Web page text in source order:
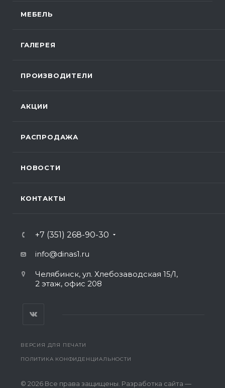
МЕБЕЛЬ
ГАЛЕРЕЯ
ПРОИЗВОДИТЕЛИ
АКЦИИ
РАСПРОДАЖА
НОВОСТИ
КОНТАКТЫ
+7 (351) 268-90-30
info@dinas1.ru
Челябинск, ул. Хлебозаводская 15/1,
2 этаж, офис 208
ВЕРСИЯ ДЛЯ ПЕЧАТИ
ПОЛИТИКА КОНФИДЕНЦИАЛЬНОСТИ
© 2026 Все права защищены. Разработка сайта —